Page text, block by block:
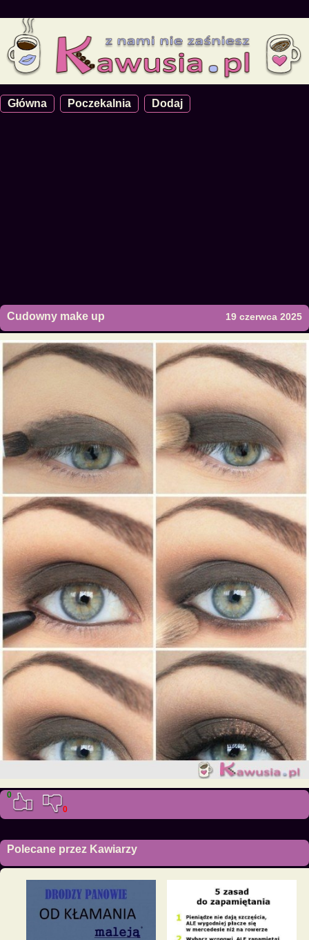
Główna Poczekalnia Dodaj
Cudowny make up 19 czerwca 2025
0
0
Polecane przez Kawiarzy